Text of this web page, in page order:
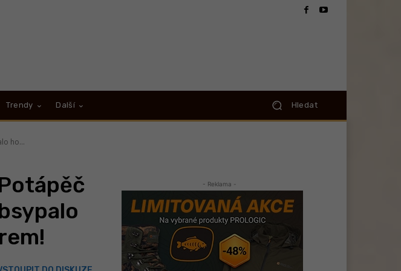
Trendy Další Hledat
ho...
- Reklama -